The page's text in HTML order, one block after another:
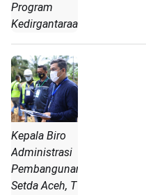
Program
Kedirgantaraan
Kepala Biro
Administrasi
Pembangunan
Setda Aceh, T